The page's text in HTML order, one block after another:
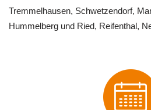
Tremmelhausen, Schwetzendorf,
Hummelberg und Ried, Reifenthal,